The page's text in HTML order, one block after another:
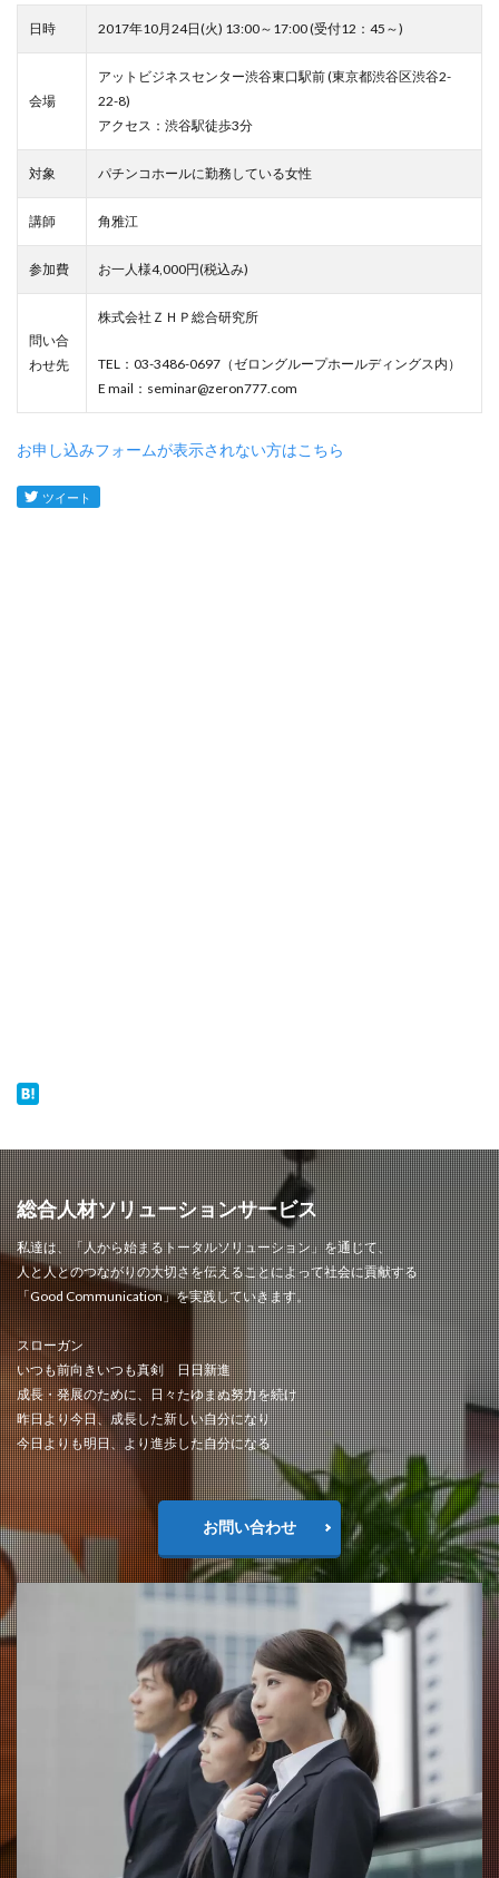
日時 2017年10月24日(火) 13:00～17:00 (受付12：45～)
会場
アットビジネスセンター渋谷東口駅前 (東京都渋谷区渋谷2-
22-8)
アクセス：渋谷駅徒歩3分
対象 パチンコホールに勤務している女性
講師 角雅江
参加費 お一人様4,000円(税込み)
問い合
わせ先
株式会社ＺＨＰ総合研究所
TEL：03-3486-0697（ゼロングループホールディングス内）
E mail：seminar@zeron777.com
お申し込みフォームが表示されない方はこちら
総合人材ソリューションサービス
私達は、「人から始まるトータルソリューション」を通じて、
人と人とのつながりの大切さを伝えることによって社会に貢献する
「Good Communication」を実践していきます。
スローガン
いつも前向きいつも真剣 日日新進
成長・発展のために、日々たゆまぬ努力を続け
昨日より今日、成長した新しい自分になり
今日よりも明日、より進歩した自分になる
お問い合わせ